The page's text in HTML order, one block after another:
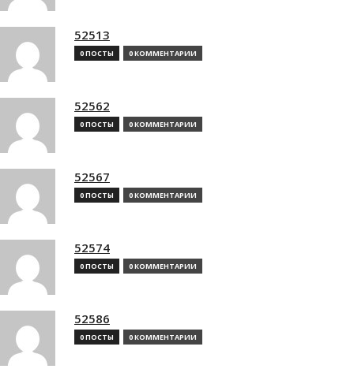
52513
0 ПОСТЫ 0 КОММЕНТАРИИ
52562
0 ПОСТЫ 0 КОММЕНТАРИИ
52567
0 ПОСТЫ 0 КОММЕНТАРИИ
52574
0 ПОСТЫ 0 КОММЕНТАРИИ
52586
0 ПОСТЫ 0 КОММЕНТАРИИ